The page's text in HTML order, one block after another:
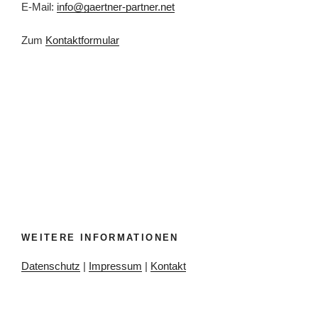
E-Mail: info@gaertner-partner.net
Zum Kontaktformular
WEITERE INFORMATIONEN
Datenschutz | Impressum | Kontakt